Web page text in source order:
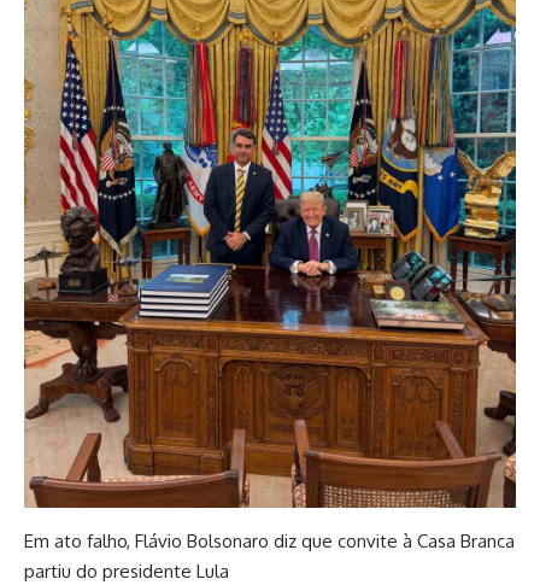
Em ato falho, Flávio Bolsonaro diz que convite à Casa Branca
partiu do presidente Lula